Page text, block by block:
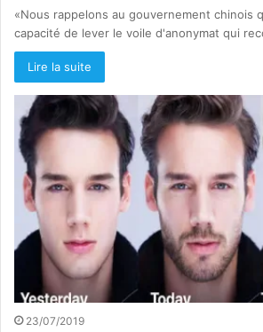
«Nous rappelons au gouvernement chinois
capacité de lever le voile d'anonymat qui
Lire la suite
23/07/2019